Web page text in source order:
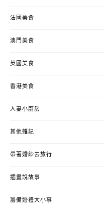
法國美食
澳門美食
英國美食
香港美食
人妻小廚房
其他雜記
帶著婚紗去旅行
插畫說故事
籌備婚禮大小事